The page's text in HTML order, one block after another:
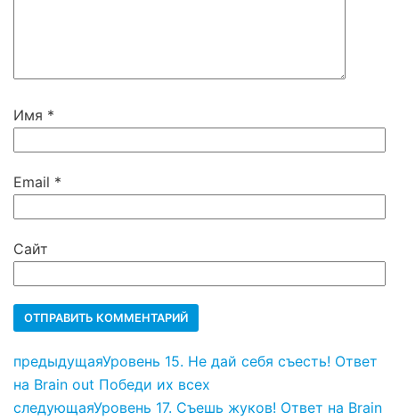
Имя *
Email *
Сайт
предыдущаяУровень 15. Не дай себя съесть! Ответ
на Brain out Победи их всех
следующаяУровень 17. Съешь жуков! Ответ на Brain